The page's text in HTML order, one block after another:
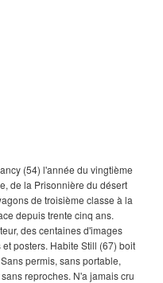
(54) l'année du vingtième
de la Prisonnière du désert
de troisième classe à la
depuis trente cinq ans.
des centaines d'images
posters. Habite Still (67) boit
permis, sans portable,
reproches. N'a jamais cru